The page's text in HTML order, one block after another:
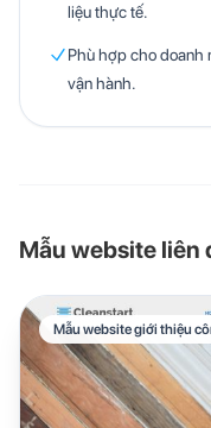
liệu thực tế.
Phù hợp cho doanh
vận hành.
Mẫu website liên
Mẫu website giới thiệu